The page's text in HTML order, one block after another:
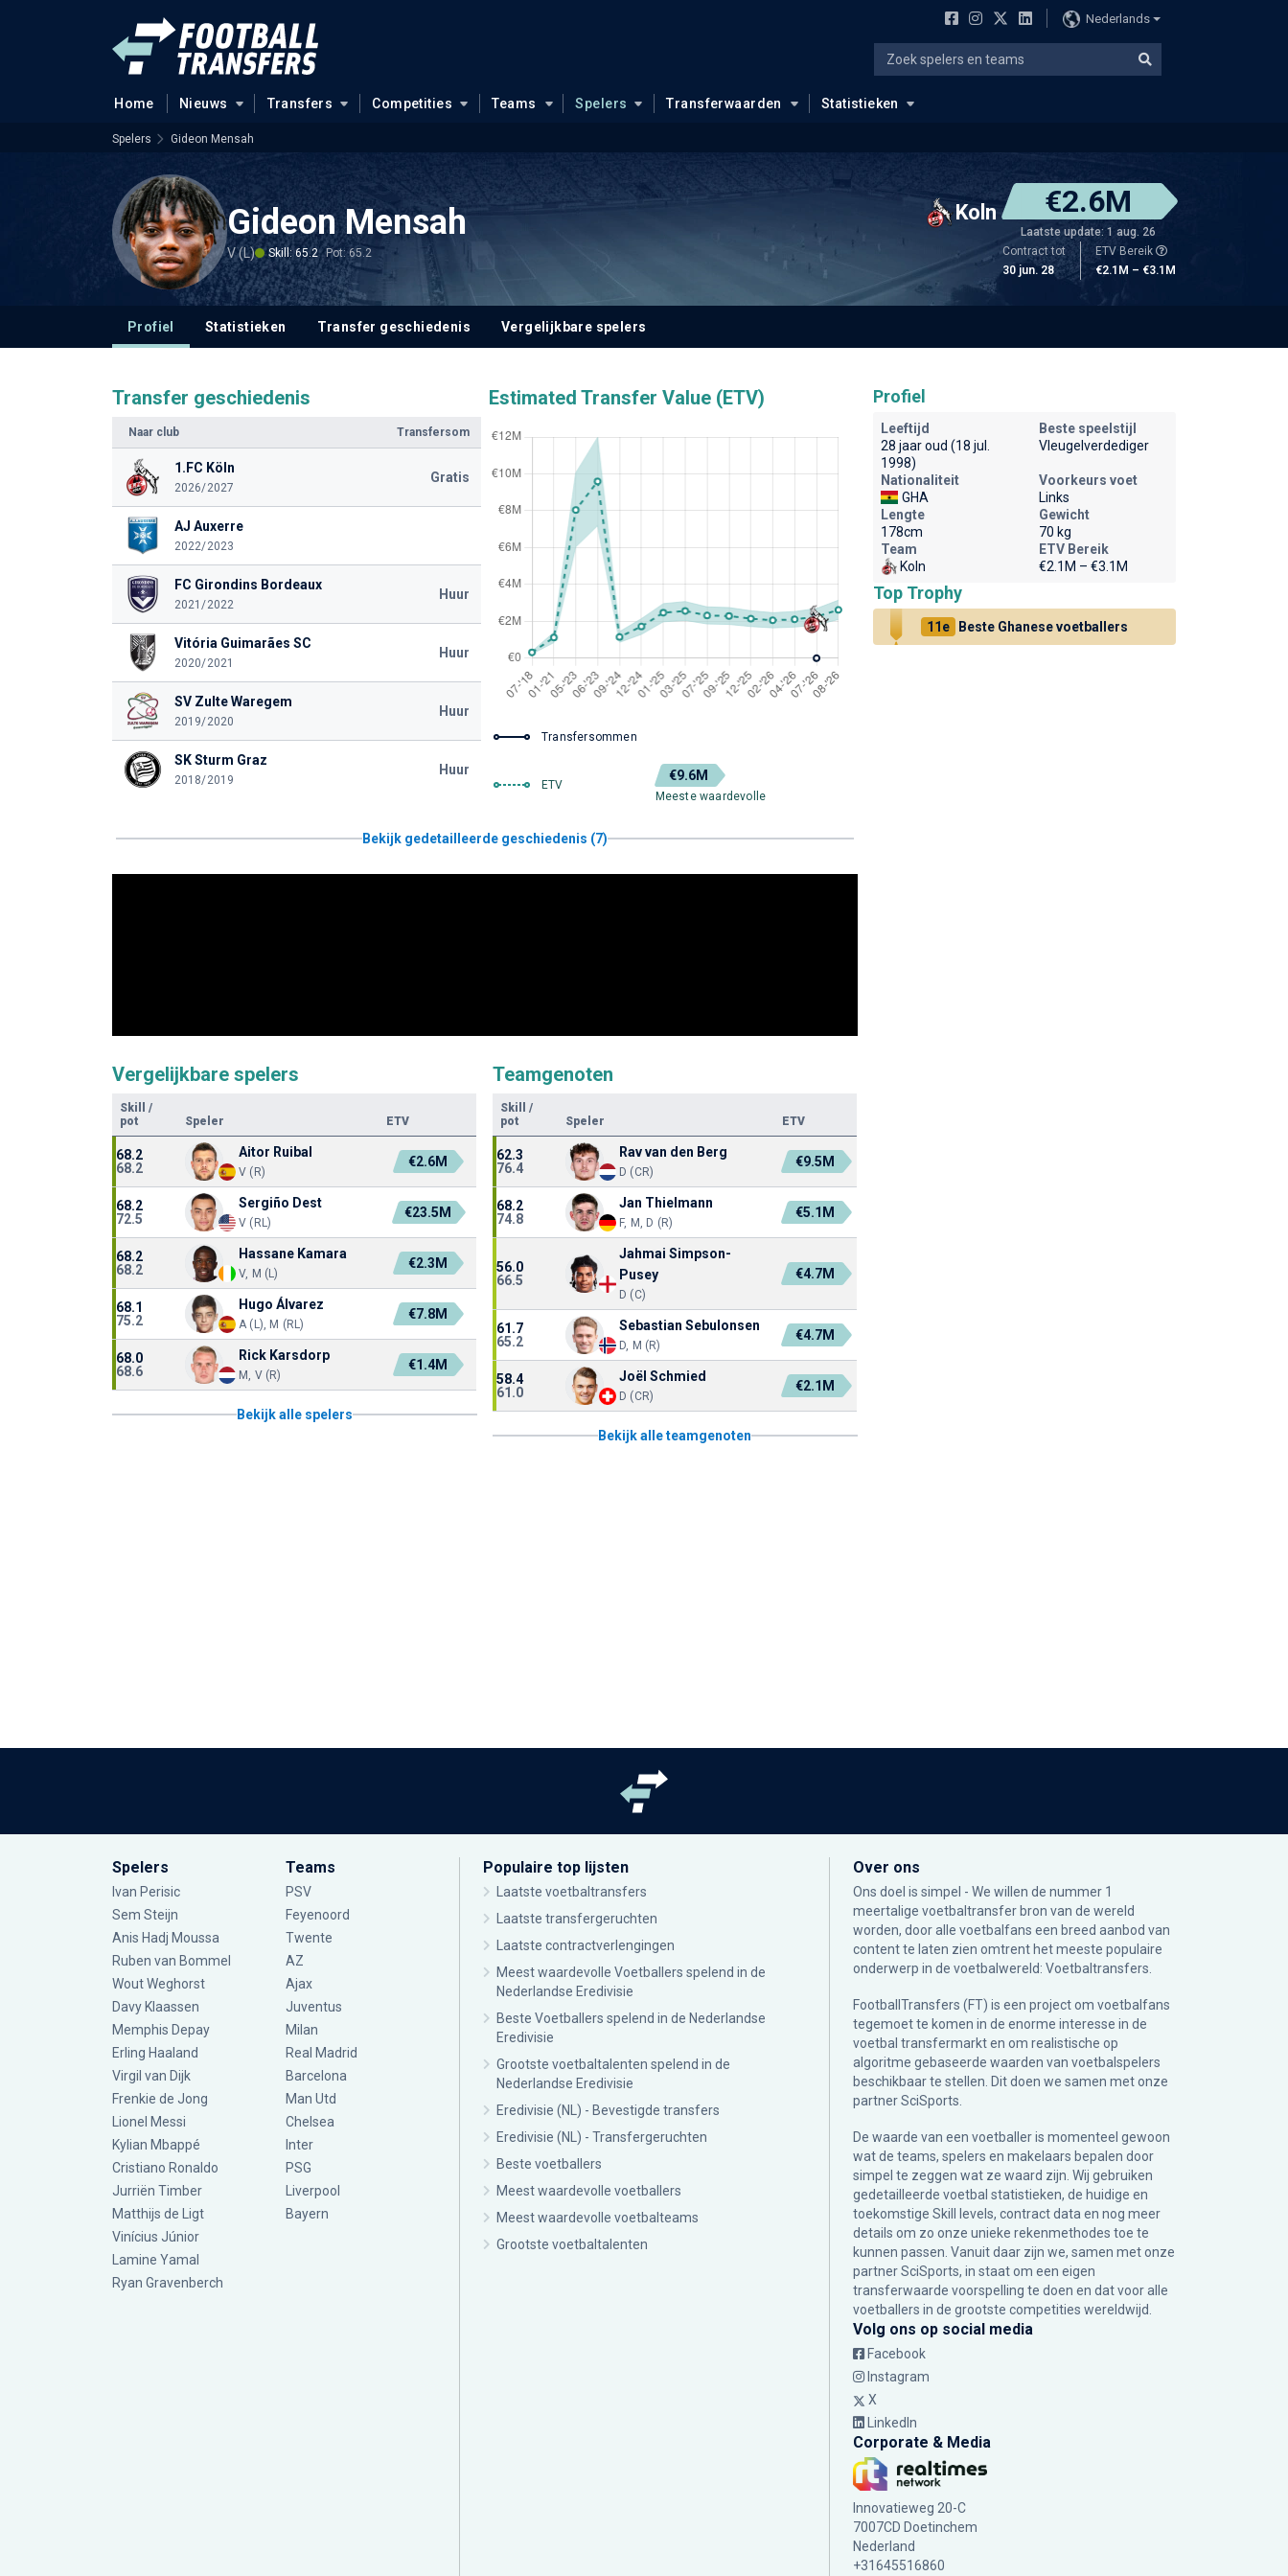
Nederlands
Home Nieuws Transfers Competities Teams Spelers Transferwaarden Statistieken
Spelers Gideon Mensah
Gideon Mensah
V (L) Skill: 65.2 Pot: 65.2
Koln €2.6M
Laatste update: 1 aug. 26
Contract tot
30 jun. 28
ETV Bereik
€2.1M – €3.1M
Profiel Statistieken Transfer geschiedenis Vergelijkbare spelers
Transfer geschiedenis
Naar club Transfersom
1.FC Köln
2026/2027
Gratis
AJ Auxerre
2022/2023
FC Girondins Bordeaux
2021/2022
Huur
Vitória Guimarães SC
2020/2021
Huur
SV Zulte Waregem
2019/2020
Huur
SK Sturm Graz
2018/2019
Huur
Estimated Transfer Value (ETV)
Transfersommen
ETV
€9.6M
Meeste waardevolle
Bekijk gedetailleerde geschiedenis (7)
Vergelijkbare spelers
Skill
/
pot
Speler ETV
68.2
68.2
Aitor Ruibal
V (R)
€2.6M
68.2
72.5
Sergiño Dest
V (RL)
€23.5M
68.2
68.2
Hassane Kamara
V, M (L)
€2.3M
68.1
75.2
Hugo Álvarez
A (L), M (RL)
€7.8M
68.0
68.6
Rick Karsdorp
M, V (R)
€1.4M
Bekijk alle spelers
Teamgenoten
Skill
/
pot
Speler ETV
62.3
76.4
Rav van den Berg
D (CR)
€9.5M
68.2
74.8
Jan Thielmann
F, M, D (R)
€5.1M
56.0
66.5
Jahmai Simpson-
Pusey
D (C)
€4.7M
61.7
65.2
Sebastian Sebulonsen
D, M (R)
€4.7M
58.4
61.0
Joël Schmied
D (CR)
€2.1M
Bekijk alle teamgenoten
Profiel
Leeftijd
28 jaar oud (18 jul.
1998)
Beste speelstijl
Vleugelverdediger
Nationaliteit
GHA
Voorkeurs voet
Links
Lengte
178cm
Gewicht
70 kg
Team
Koln
ETV Bereik
€2.1M – €3.1M
Top Trophy
11e Beste Ghanese voetballers
Spelers
Ivan Perisic
Sem Steijn
Anis Hadj Moussa
Ruben van Bommel
Wout Weghorst
Davy Klaassen
Memphis Depay
Erling Haaland
Virgil van Dijk
Frenkie de Jong
Lionel Messi
Kylian Mbappé
Cristiano Ronaldo
Jurriën Timber
Matthijs de Ligt
Vinícius Júnior
Lamine Yamal
Ryan Gravenberch
Teams
PSV
Feyenoord
Twente
AZ
Ajax
Juventus
Milan
Real Madrid
Barcelona
Man Utd
Chelsea
Inter
PSG
Liverpool
Bayern
Populaire top lijsten
Laatste voetbaltransfers
Laatste transfergeruchten
Laatste contractverlengingen
Meest waardevolle Voetballers spelend in de
Nederlandse Eredivisie
Beste Voetballers spelend in de Nederlandse
Eredivisie
Grootste voetbaltalenten spelend in de
Nederlandse Eredivisie
Eredivisie (NL) - Bevestigde transfers
Eredivisie (NL) - Transfergeruchten
Beste voetballers
Meest waardevolle voetballers
Meest waardevolle voetbalteams
Grootste voetbaltalenten
Over ons
Ons doel is simpel - We willen de nummer 1
meertalige voetbaltransfer bron van de wereld
worden, door alle voetbalfans een breed aanbod van
content te laten zien omtrent het meeste populaire
onderwerp in de voetbalwereld: Voetbaltransfers.
FootballTransfers (FT) is een project om voetbalfans
tegemoet te komen in de enorme interesse in de
voetbal transfermarkt en om realistische op
algoritme gebaseerde waarden van voetbalspelers
beschikbaar te stellen. Dit doen we samen met onze
partnerSciSports
De waarde van een voetballer is momenteel gewoon
wat de teams, spelers en makelaars bepalen door
simpel te zeggen wat ze waard zijn. Wij gebruiken
gedetailleerde voetbal statistieken, de huidige en
toekomstige Skill levels, contract data en nog meer
details om zo onze unieke rekenmethodes toe te
kunnen passen. Vanuit daar zijn we, samen met onze
partner SciSports, in staat om een eigen
transferwaarde voorspelling te doen en dat voor alle
voetballers in de grootste competities wereldwijd.
Volg ons op social media
Facebook
Instagram
X
LinkedIn
Corporate & Media
Innovatieweg 20-C
7007CD Doetinchem
Nederland
+31645516860